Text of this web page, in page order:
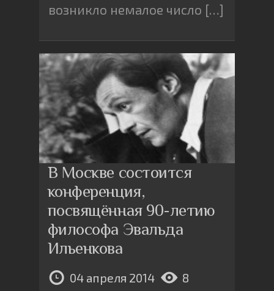
возникло немалое число […]
В Москве состоится
конференция,
посвящённая 90-летию
философа Эвальда
Ильенкова
04 апреля 2014 8